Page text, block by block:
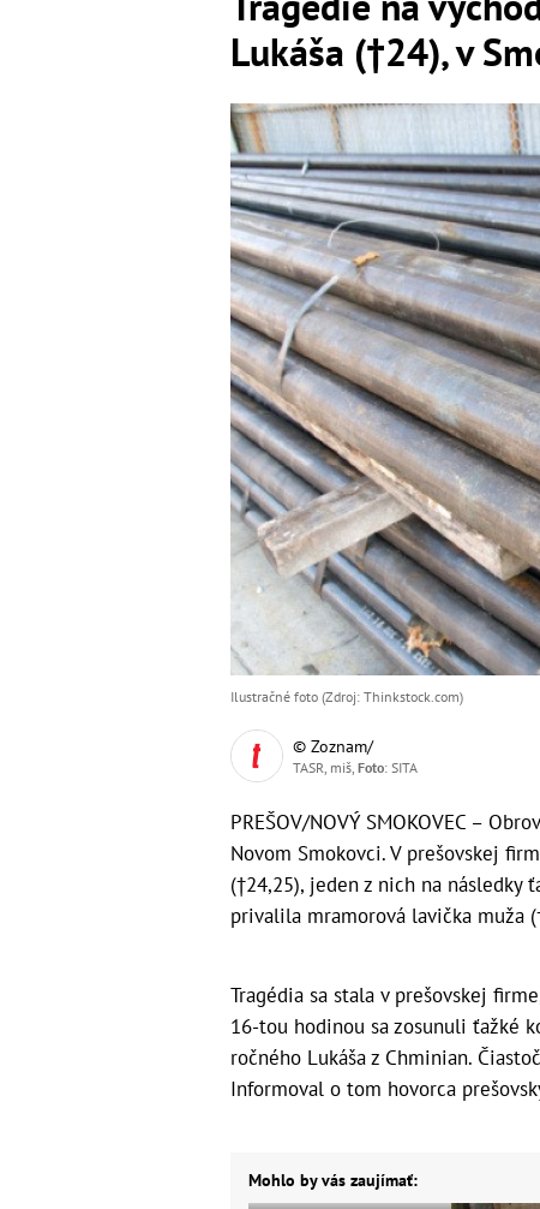
Lukáša (†24), v
Ilustračné foto (Zdroj: Thinkstock.com)
© Zoznam/
TASR, miš, Foto: SITA
PREŠOV/NOVÝ SMOKOVEC –
Novom Smokovci. V prešovskej
(†24,25), jeden z nich na následky
privalila mramorová lavička muža
Tragédia sa stala v prešovskej
16-tou hodinou sa zosunuli ťažké
ročného Lukáša z Chminian.
Informoval o tom hovorca
Mohlo by vás zaujímať: